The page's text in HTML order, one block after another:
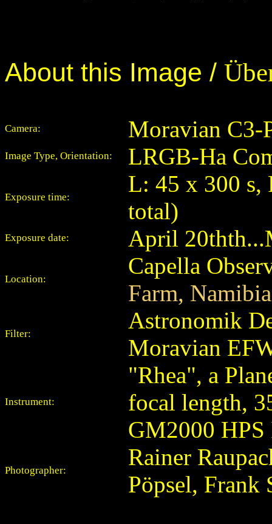
About this Image /
Camera: Moravian C3-
Image Type, Orientation: LRGB-Ha
Exposure time:
L: 45 x 300 s,
total)
Exposure date: April
Location:
Capella
Farm, Namibia
Filter:
Astronomik
Moravian
Instrument:
"Rhea", a
focal length,
GM2000
Photographer:
Rainer
Pöpsel, Frank